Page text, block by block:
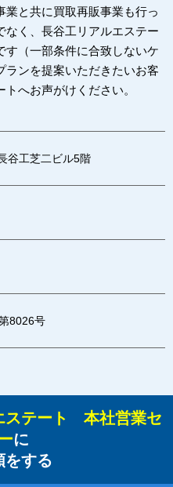
業と共に買取再販事業も行っ
なく、長谷工リアルエステー
す（一部条件に合致しないケ
ランを提案いただきたいお客
へお声がけください。
谷工芝二ビル5階
8026号
ステート 本社営業セ
に
をする